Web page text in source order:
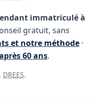
immatriculé à
gratuit, sans
et notre méthode ·
60 ans.
DREES.